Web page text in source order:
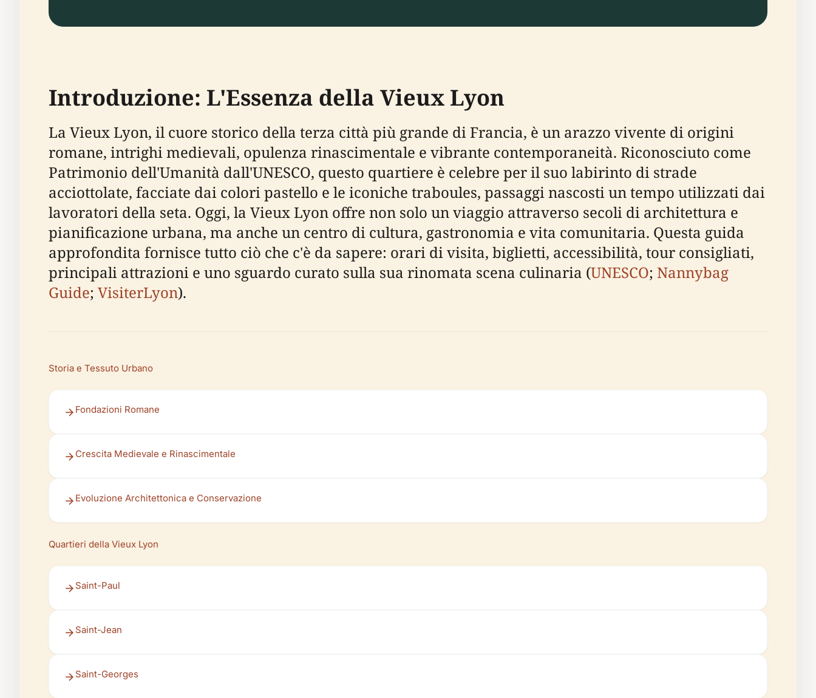
Introduzione: L'Essenza della Vieux Lyon
La Vieux Lyon, il cuore storico della terza città più grande di Francia, è un arazzo vivente di origini
romane, intrighi medievali, opulenza rinascimentale e vibrante contemporaneità. Riconosciuto come
Patrimonio dell'Umanità dall'UNESCO, questo quartiere è celebre per il suo labirinto di strade
acciottolate, facciate dai colori pastello e le iconiche traboules, passaggi nascosti un tempo utilizzati dai
lavoratori della seta. Oggi, la Vieux Lyon offre non solo un viaggio attraverso secoli di architettura e
pianificazione urbana, ma anche un centro di cultura, gastronomia e vita comunitaria. Questa guida
approfondita fornisce tutto ciò che c'è da sapere: orari di visita, biglietti, accessibilità, tour consigliati,
principali attrazioni e uno sguardo curato sulla sua rinomata scena culinaria (UNESCO; Nannybag
Guide; VisiterLyon).
Storia e Tessuto Urbano
Fondazioni Romane
Crescita Medievale e Rinascimentale
Evoluzione Architettonica e Conservazione
Quartieri della Vieux Lyon
Saint-Paul
Saint-Jean
Saint-Georges